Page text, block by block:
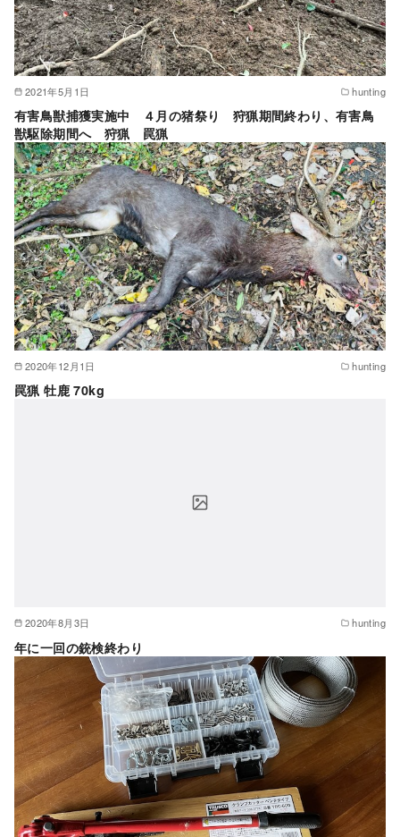
2021年5月1日 hunting
有害鳥獣捕獲実施中 ４月の猪祭り 狩猟期間終わり、有害鳥
獣駆除期間へ 狩猟 罠猟
2020年12月1日 hunting
罠猟 牡鹿 70kg
2020年8月3日 hunting
年に一回の銃検終わり